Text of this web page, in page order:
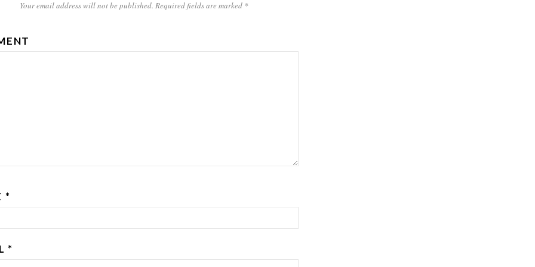
Your email address will not be published. Required fields are marked *
*
*